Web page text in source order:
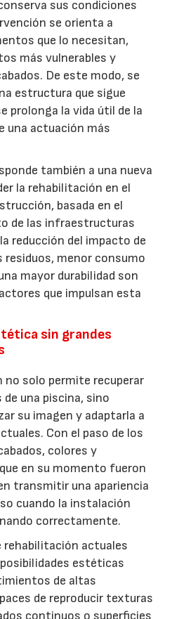
sus condiciones
se orienta a
que lo necesitan,
más vulnerables y
De este modo, se
estructura que sigue
prolonga la vida útil de la
una actuación más
también a una nueva
la rehabilitación en el
basada en el
de las infraestructuras
reducción del impacto de
residuos, menor consumo
mayor durabilidad son
que impulsan esta
sin grandes
no solo permite recuperar
una piscina, sino
su imagen y adaptarla a
Con el paso de los
colores y
en su momento fueron
transmitir una apariencia
cuando la instalación
correctamente.
rehabilitación actuales
estéticas
de altas
de reproducir texturas